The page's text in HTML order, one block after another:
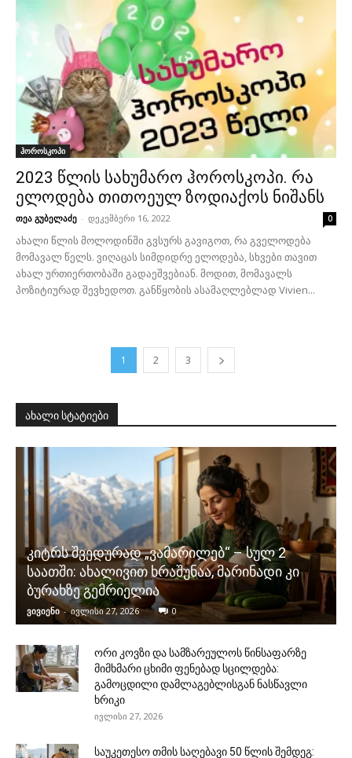
ჰოროსკოპი
2023 წლის სახუმარო ჰოროსკოპი. რა
ელოდება თითოეულ ზოდიაქოს ნიშანს
თეა გუბელაძე - დეკემბერი 16, 2022 0
ახალი წლის მოლოდინში გვსურს გავიგოთ, რა გველოდება
მომავალ წელს. ვიღაცას სიმდიდრე ელოდება, სხვები თავით
ახალ ურთიერთობაში გადაეშვებიან. მოდით, მომავალს
პოზიტიურად შევხედოთ. განწყობის ასამაღლებლად Vivien...
1 2 3
ახალი სტატიები
კიტრს შვედურად „ვამარილებ“ – სულ 2
საათში: ახალივით ხრაშუნაა, მარინადი კი
ბურახზე გემრიელია
ვივიენი - ივლისი 27, 2026 0
ორი კოვზი და სამზარეულოს წინსაფარზე
მიმხმარი ცხიმი ფენებად სცილდება:
გამოცდილი დამლაგებლისგან ნასწავლი
ხრიკი
ივლისი 27, 2026
საუკეთესო თმის საღებავი 50 წლის შემდეგ: